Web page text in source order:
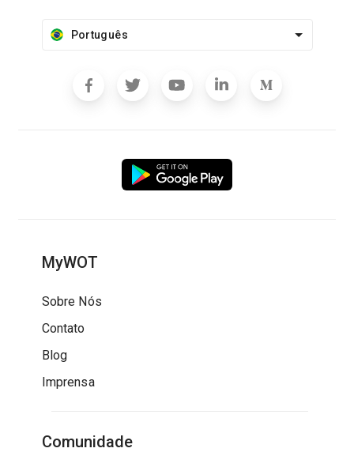
Português
MyWOT
Sobre Nós
Contato
Blog
Imprensa
Comunidade